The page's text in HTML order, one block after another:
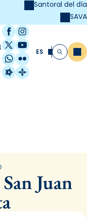
Santoral del día
SAVA
Facebook
Instagram
X / Twitter
YouTube
WhatsApp
Flickr
Radio Estel
Catalunya
ES Buscar
Juan